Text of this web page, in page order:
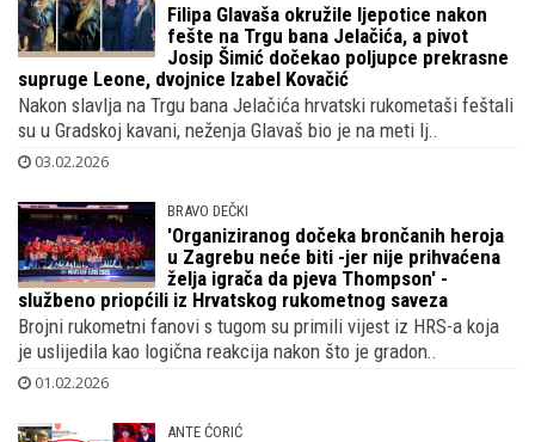
Filipa Glavaša okružile ljepotice nakon
fešte na Trgu bana Jelačića, a pivot
Josip Šimić dočekao poljupce prekrasne
supruge Leone, dvojnice Izabel Kovačić
Nakon slavlja na Trgu bana Jelačića hrvatski rukometaši feštali
su u Gradskoj kavani, neženja Glavaš bio je na meti lj..
03.02.2026
BRAVO DEČKI
'Organiziranog dočeka brončanih heroja
u Zagrebu neće biti -jer nije prihvaćena
želja igrača da pjeva Thompson' -
službeno priopćili iz Hrvatskog rukometnog saveza
Brojni rukometni fanovi s tugom su primili vijest iz HRS-a koja
je uslijedila kao logična reakcija nakon što je gradon..
01.02.2026
ANTE ĆORIĆ